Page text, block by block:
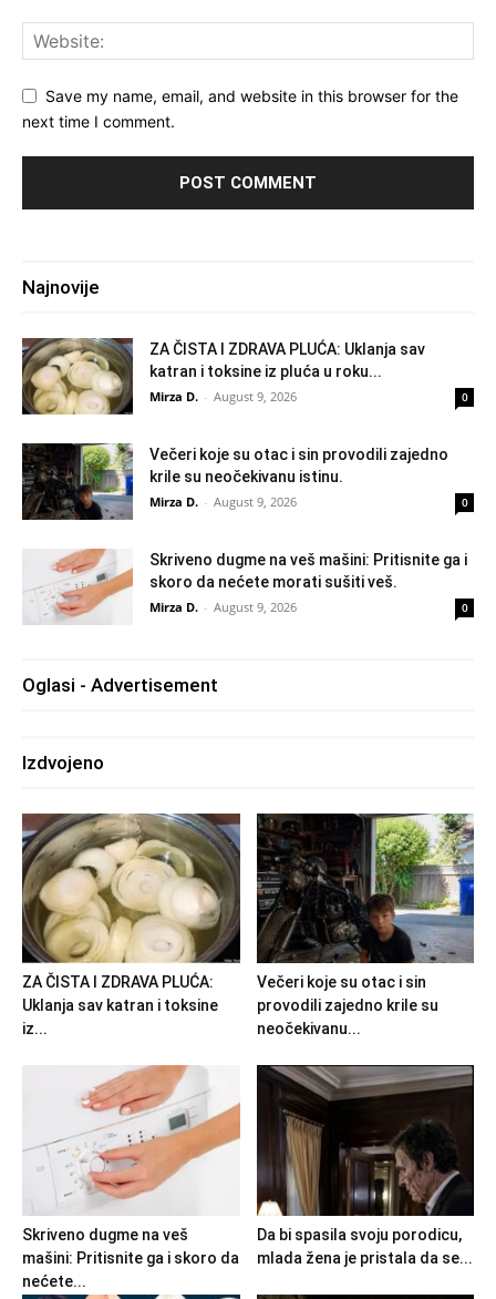
Save my name, email, and website in this browser for the
next time I comment.
Najnovije
ZA ČISTA I ZDRAVA PLUĆA: Uklanja sav
katran i toksine iz pluća u roku...
Mirza D. - August 9, 2026 0
Večeri koje su otac i sin provodili zajedno
krile su neočekivanu istinu.
Mirza D. - August 9, 2026 0
Skriveno dugme na veš mašini: Pritisnite ga i
skoro da nećete morati sušiti veš.
Mirza D. - August 9, 2026 0
Oglasi - Advertisement
Izdvojeno
ZA ČISTA I ZDRAVA PLUĆA:
Uklanja sav katran i toksine
iz...
Večeri koje su otac i sin
provodili zajedno krile su
neočekivanu...
Skriveno dugme na veš
mašini: Pritisnite ga i skoro da
nećete...
Da bi spasila svoju porodicu,
mlada žena je pristala da se...